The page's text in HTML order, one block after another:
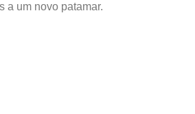
a um novo patamar.